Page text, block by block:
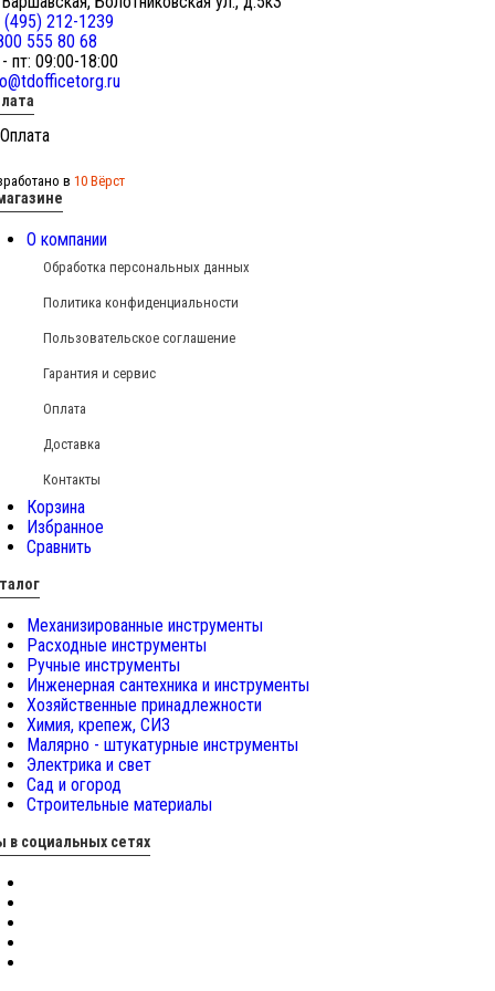
(495) 212-1239
555 80 68
пт: 09:00-18:00
в 10 Вёрст
О компании
Обработка персональных данных
Политика конфиденциальности
Пользовательское соглашение
Гарантия и сервис
Оплата
Доставка
Контакты
Корзина
Избранное
Сравнить
Механизированные инструменты
Расходные инструменты
Ручные инструменты
Инженерная сантехника и инструменты
Хозяйственные принадлежности
Химия, крепеж, СИЗ
Малярно - штукатурные инструменты
Электрика и свет
Сад и огород
Строительные материалы
в социальных сетях